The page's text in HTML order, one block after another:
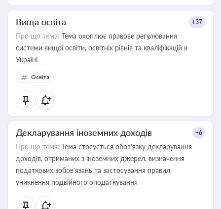
Вища освіта +37
Про що тема: Тема охоплює правове регулювання
системи вищої освіти, освітніх рівнів та кваліфікацій в
Україні
Освіта
Декларування іноземних доходів +6
Про що тема: Тема стосується обов’язку декларування
доходів, отриманих з іноземних джерел, визначення
податкових зобов’язань та застосування правил
уникнення подвійного оподаткування